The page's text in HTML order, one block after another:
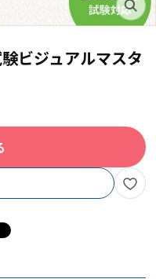
ビジュアルマスタ